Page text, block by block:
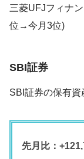
三菱UFJフィナ
位→今月3位)
SBI証券
SBI証券の保有資
先月比：